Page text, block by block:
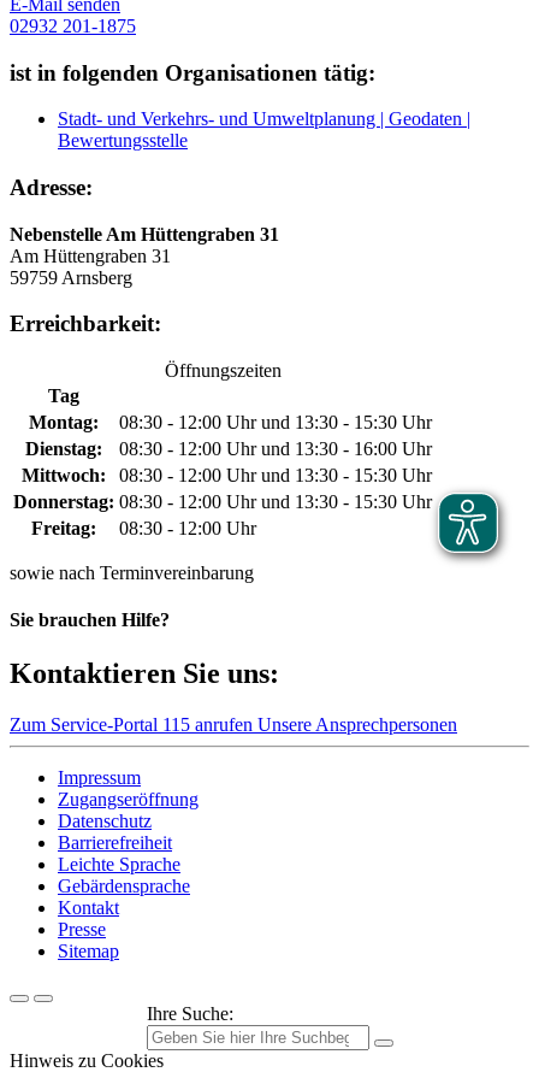
02932 201-1875
ist in folgenden Organisationen tätig:
Stadt- und Verkehrs- und Umweltplanung | Geodaten |
Bewertungsstelle
Adresse:
Nebenstelle Am Hüttengraben 31
Am Hüttengraben 31
59759 Arnsberg
Erreichbarkeit:
Öffnungszeiten
Tag
Montag:
08:30 - 12:00 Uhr und 13:30 - 15:30 Uhr
Dienstag:
08:30 - 12:00 Uhr und 13:30 - 16:00 Uhr
Mittwoch:
08:30 - 12:00 Uhr und 13:30 - 15:30 Uhr
Donnerstag: 08:30 - 12:00 Uhr und 13:30 - 15:30 Uhr
Freitag:
08:30 - 12:00 Uhr
sowie nach Terminvereinbarung
Sie brauchen Hilfe?
Kontaktieren Sie uns:
Zum Service-Portal 115 anrufen Unsere Ansprechpersonen
Impressum
Zugangseröffnung
Datenschutz
Barrierefreiheit
Leichte Sprache
Gebärdensprache
Kontakt
Presse
Sitemap
Ihre Suche:
Hinweis zu Cookies